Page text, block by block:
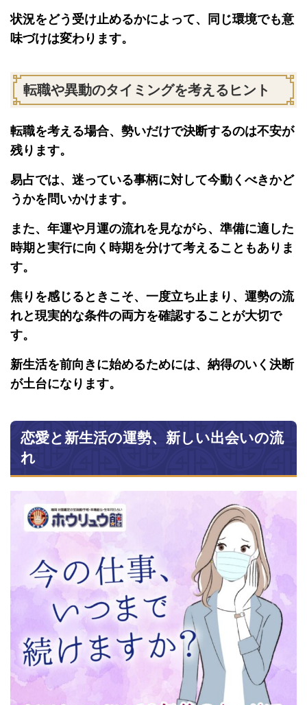
状況をどう受け止めるかによって、同じ環境でも意
味づけは変わります。
転職や異動のタイミングを考えるヒント
転職を考える場合、勢いだけで決断するのは不安が
残ります。
易占では、迷っている事柄に対して今動くべきかど
うかを問いかけます。
また、年運や月運の流れを見ながら、準備に適した
時期と実行に向く時期を分けて考えることもありま
す。
焦りを感じるときこそ、一度立ち止まり、運勢の流
れと現実的な条件の両方を確認することが大切で
す。
新生活を前向きに始めるためには、納得のいく決断
が土台になります。
恋愛と新生活の運勢、新しい出会いの流
れ